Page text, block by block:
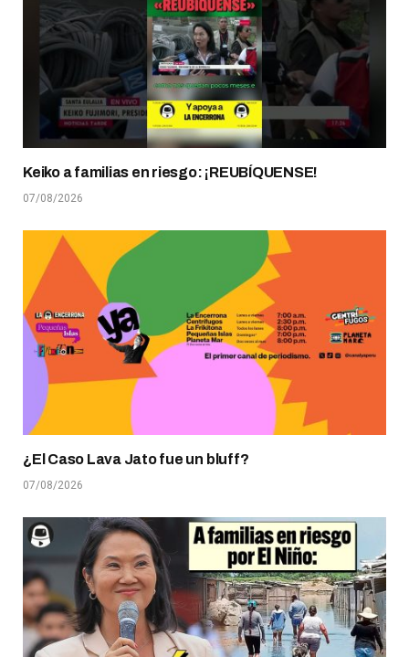
Keiko a familias en riesgo: ¡REUBÍQUENSE!
07/08/2026
¿El Caso Lava Jato fue un bluff?
07/08/2026